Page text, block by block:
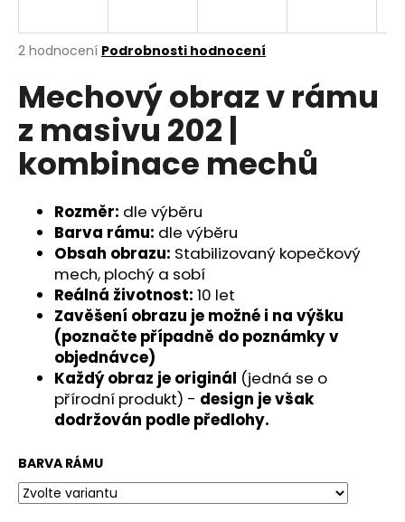
Průměrné
produktu
je
z
5
hvězdiček.
2 hodnocení Podrobnosti hodnocení
Mechový obraz v rámu
z masivu 202 |
kombinace mechů
Rozměr: dle výběru
Barva rámu: dle výběru
Obsah obrazu: Stabilizovaný kopečkový
mech, plochý a sobí
Reálná životnost: 10 let
Zavěšení obrazu je možné i na výšku
(poznačte případně do poznámky v
objednávce)
Každý obraz je originál (jedná se o
přírodní produkt) - design je však
dodržován podle předlohy.
BARVA RÁMU
j
t
?
HLEDAT
e
m
e